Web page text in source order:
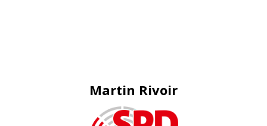
Martin Rivoir